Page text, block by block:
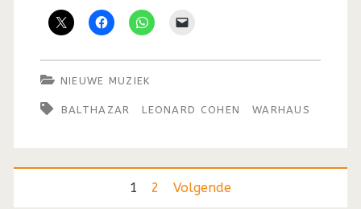
NIEUWE MUZIEK
BALTHAZAR LEONARD COHEN WARHAUS
Berichten
1 2 Volgende